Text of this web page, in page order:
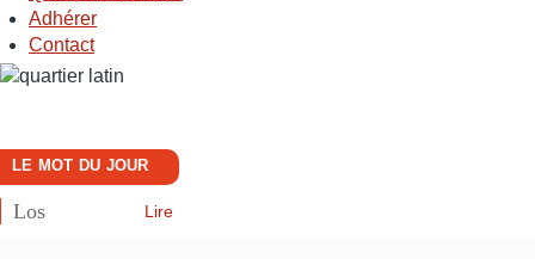
Adhérer
Contact
LE MOT DU JOUR
Los Lire